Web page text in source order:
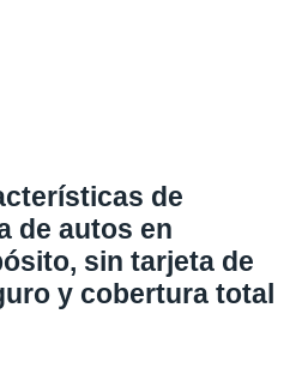
de
de autos en
sin tarjeta de
y cobertura total